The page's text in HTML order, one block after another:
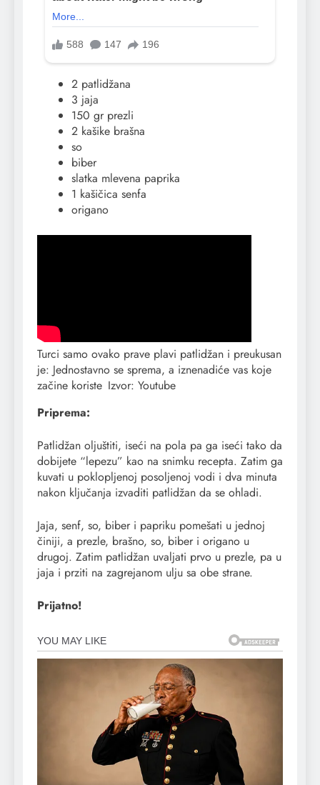
2 patlidžana
3 jaja
150 gr prezli
2 kašike brašna
so
biber
slatka mlevena paprika
1 kašičica senfa
origano
Turci samo ovako prave plavi patlidžan i preukusan
je: Jednostavno se sprema, a iznenadiće vas koje
začine koriste Izvor: Youtube
Priprema:
Patlidžan oljuštiti, iseći na pola pa ga iseći tako da
dobijete “lepezu” kao na snimku recepta. Zatim ga
kuvati u poklopljenoj posoljenoj vodi i dva minuta
nakon ključanja izvaditi patlidžan da se ohladi.
Jaja, senf, so, biber i papriku pomešati u jednoj
činiji, a prezle, brašno, so, biber i origano u
drugoj. Zatim patlidžan uvaljati prvo u prezle, pa u
jaja i prziti na zagrejanom ulju sa obe strane.
Prijatno!